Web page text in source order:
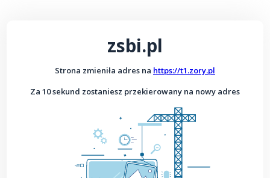
zsbi.pl
Strona zmieniła adres na https://t1.zory.pl
Za 10 sekund zostaniesz przekierowany na nowy adres